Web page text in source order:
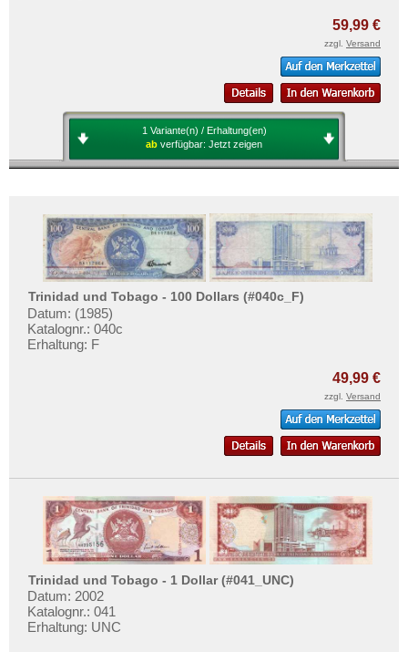
59,99 €
zzgl. Versand
1 Variante(n) / Erhaltung(en)
ab verfügbar: Jetzt zeigen
Trinidad und Tobago - 100 Dollars (#040c_F)
Datum: (1985)
Katalognr.: 040c
Erhaltung: F
49,99 €
zzgl. Versand
Trinidad und Tobago - 1 Dollar (#041_UNC)
Datum: 2002
Katalognr.: 041
Erhaltung: UNC